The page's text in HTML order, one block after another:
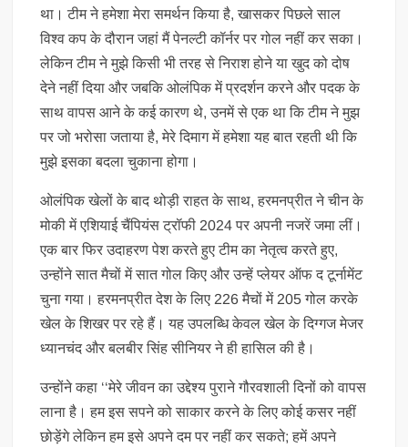
था। टीम ने हमेशा मेरा समर्थन किया है, खासकर पिछले साल
विश्व कप के दौरान जहां मैं पेनल्टी कॉर्नर पर गोल नहीं कर सका।
लेकिन टीम ने मुझे किसी भी तरह से निराश होने या खुद को दोष
देने नहीं दिया और जबकि ओलंपिक में प्रदर्शन करने और पदक के
साथ वापस आने के कई कारण थे, उनमें से एक था कि टीम ने मुझ
पर जो भरोसा जताया है, मेरे दिमाग में हमेशा यह बात रहती थी कि
मुझे इसका बदला चुकाना होगा।
ओलंपिक खेलों के बाद थोड़ी राहत के साथ, हरमनप्रीत ने चीन के
मोकी में एशियाई चैंपियंस ट्रॉफी 2024 पर अपनी नजरें जमा लीं।
एक बार फिर उदाहरण पेश करते हुए टीम का नेतृत्व करते हुए,
उन्होंने सात मैचों में सात गोल किए और उन्हें प्लेयर ऑफ द टूर्नामेंट
चुना गया। हरमनप्रीत देश के लिए 226 मैचों में 205 गोल करके
खेल के शिखर पर रहे हैं। यह उपलब्धि केवल खेल के दिग्गज मेजर
ध्यानचंद और बलबीर सिंह सीनियर ने ही हासिल की है।
उन्होंने कहा ‘‘मेरे जीवन का उद्देश्य पुराने गौरवशाली दिनों को वापस
लाना है। हम इस सपने को साकार करने के लिए कोई कसर नहीं
छोड़ेंगे लेकिन हम इसे अपने दम पर नहीं कर सकते; हमें अपने